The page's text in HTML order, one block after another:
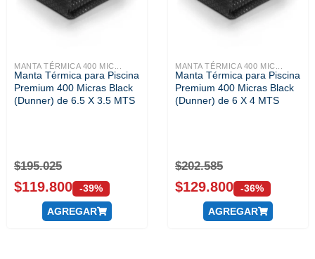
MANTA TÉRMICA 400 MIC...
Manta Térmica para Piscina
Premium 400 Micras Black
(Dunner) de 6.5 X 3.5 MTS
$195.025
$119.800 -39%
AGREGAR
MANTA TÉRMICA 400 MIC...
Manta Térmica para Piscina
Premium 400 Micras Black
(Dunner) de 6 X 4 MTS
$202.585
$129.800 -36%
AGREGAR